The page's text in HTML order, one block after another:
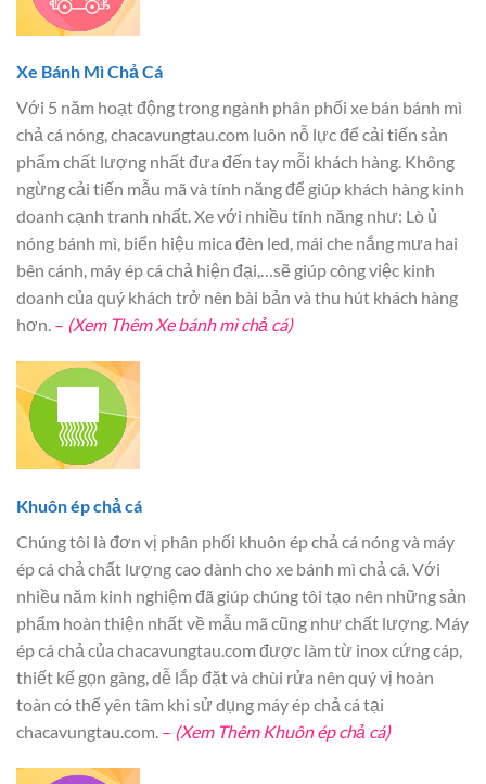
Xe Bánh Mì Chả Cá
Với 5 năm hoạt động trong ngành phân phối xe bán bánh mì
chả cá nóng, chacavungtau.com luôn nỗ lực để cải tiến sản
phẩm chất lượng nhất đưa đến tay mỗi khách hàng. Không
ngừng cải tiến mẫu mã và tính năng để giúp khách hàng kinh
doanh cạnh tranh nhất. Xe với nhiều tính năng như: Lò ủ
nóng bánh mì, biển hiệu mica đèn led, mái che nắng mưa hai
bên cánh, máy ép cá chả hiện đại,…sẽ giúp công việc kinh
doanh của quý khách trở nên bài bản và thu hút khách hàng
hơn. – (Xem Thêm Xe bánh mì chả cá)
Khuôn ép chả cá
Chúng tôi là đơn vị phân phối khuôn ép chả cá nóng và máy
ép cá chả chất lượng cao dành cho xe bánh mì chả cá. Với
nhiều năm kinh nghiệm đã giúp chúng tôi tạo nên những sản
phẩm hoàn thiện nhất về mẫu mã cũng như chất lượng. Máy
ép cá chả của chacavungtau.com được làm từ inox cứng cáp,
thiết kế gọn gàng, dễ lắp đặt và chùi rửa nên quý vị hoàn
toàn có thể yên tâm khi sử dụng máy ép chả cá tại
chacavungtau.com. – (Xem Thêm Khuôn ép chả cá)